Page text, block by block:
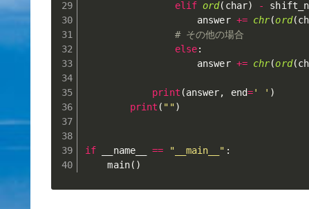
elif ord( char) -
                    answer
+= chr(ord(
# その他の場合
else:
                    answer
+= chr(ord(
print (answer, end=' ' )
print ( "")
if __name__ == "__main__" :
    main
( )